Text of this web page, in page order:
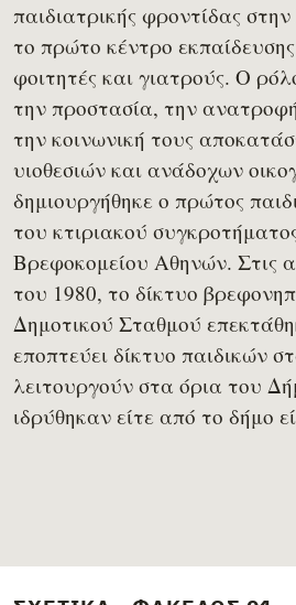
παιδιατρικής φροντίδας
το πρώτο κέντρο
φοιτητές και γιατρούς. Ο
την προστασία, την
την κοινωνική τους
υιοθεσιών και ανάδοχων
δημιουργήθηκε ο πρώτος
του κτιριακού
Βρεφοκομείου Αθηνών. Στις
του 1980, το δίκτυο
Δημοτικού Σταθμού
εποπτεύει δίκτυο παιδικών
λειτουργούν στα όρια του
ιδρύθηκαν είτε από το δήμο